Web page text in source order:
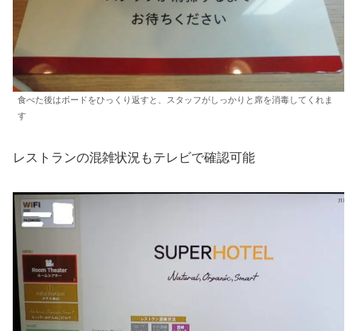
食べた後はボードをひっくり返すと、スタッフがしっかりと席を消毒してくれま
す
レストランの混雑状況もテレビで確認可能